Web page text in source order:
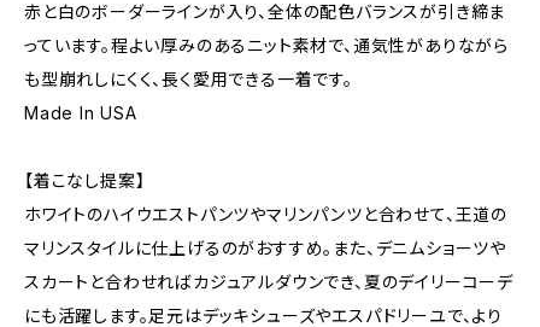
赤と白のボーダーラインが入り、全体の配色バランスが引き締ま
っています。程よい厚みのあるニット素材で、通気性がありながら
も型崩れしにくく、長く愛用できる一着です。
Made In USA
【着こなし提案】
ホワイトのハイウエストパンツやマリンパンツと合わせて、王道の
マリンスタイルに仕上げるのがおすすめ。また、デニムショーツや
スカートと合わせればカジュアルダウンでき、夏のデイリーコーデ
にも活躍します。足元はデッキシューズやエスパドリーユで、より